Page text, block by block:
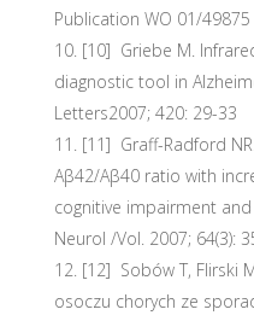
Publication WO 01/
[10] Griebe M.
diagnostic tool in
Letters2007; 420: 29-33
[11] Graff-Radford
Aβ42/Aβ40 ratio with
cognitive impairment
Neurol /Vol. 2007; 64(3):
[12] Sobów T, Flirski
osoczu chorych ze